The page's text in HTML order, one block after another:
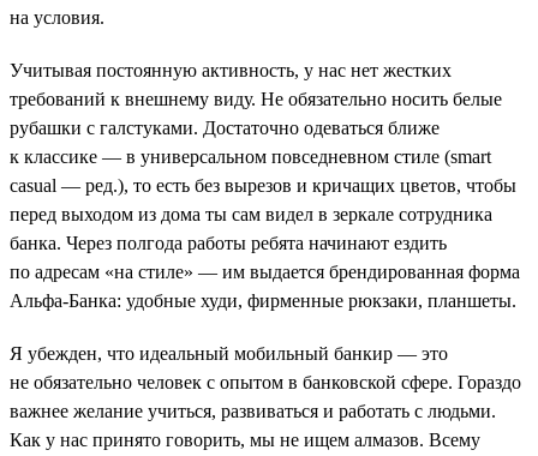
на условия.
Учитывая постоянную активность, у нас нет жестких
требований к внешнему виду. Не обязательно носить белые
рубашки с галстуками. Достаточно одеваться ближе
к классике — в универсальном повседневном стиле (smart
casual — ред.), то есть без вырезов и кричащих цветов, чтобы
перед выходом из дома ты сам видел в зеркале сотрудника
банка. Через полгода работы ребята начинают ездить
по адресам «на стиле» — им выдается брендированная форма
Альфа-Банка: удобные худи, фирменные рюкзаки, планшеты.
Я убежден, что идеальный мобильный банкир — это
не обязательно человек с опытом в банковской сфере. Гораздо
важнее желание учиться, развиваться и работать с людьми.
Как у нас принято говорить, мы не ищем алмазов. Всему